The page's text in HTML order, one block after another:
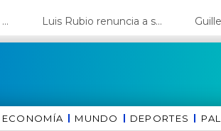
La Línea 2 del Metro de Lima y el Ramal 4 alcanzan un avance del 80% Luis Rubio renuncia a su candidatura a Lima y deja el camino libre a López Aliaga
ECONOMÍA MUNDO DEPORTES